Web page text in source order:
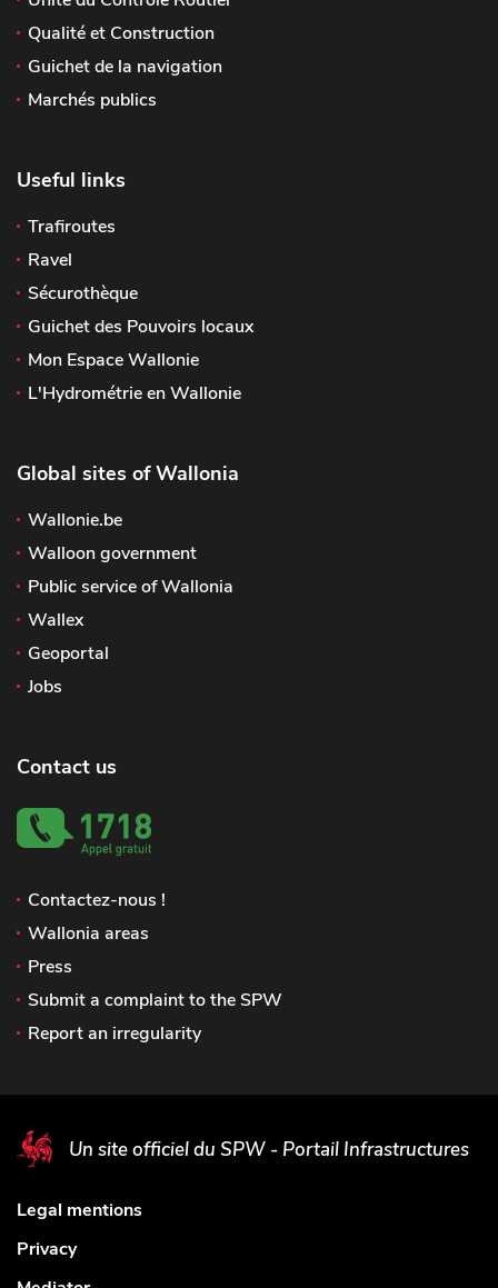
Qualité et Construction
Guichet de la navigation
Marchés publics
Useful links
Trafiroutes
Ravel
Sécurothèque
Guichet des Pouvoirs locaux
Mon Espace Wallonie
L'Hydrométrie en Wallonie
Global sites of Wallonia
Wallonie.be
Walloon government
Public service of Wallonia
Wallex
Geoportal
Jobs
Contact us
Contactez-nous !
Wallonia areas
Press
Submit a complaint to the SPW
Report an irregularity
Un site officiel du SPW - Portail Infrastructures
Legal mentions
Privacy